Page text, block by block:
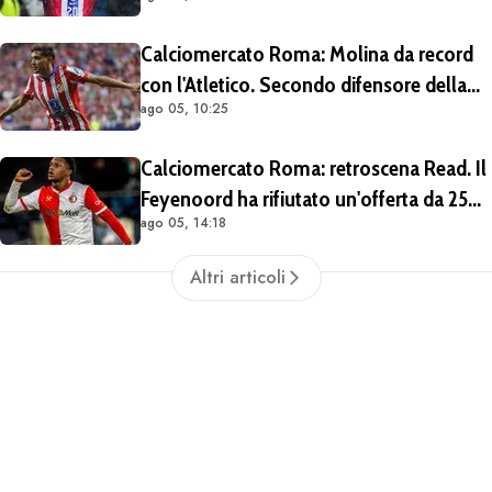
Calciomercato Roma: Molina da record
con l'Atletico. Secondo difensore della
Liga per gol e assist nelle ultime 4
ago 05, 10:25
Calciomercato Roma: retroscena Read. Il
Feyenoord ha rifiutato un'offerta da 25
milioni di euro più 4 di bonus
ago 05, 14:18
Altri articoli